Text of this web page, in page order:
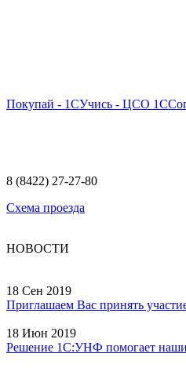
Покупай - 1СУчись - ЦСО 1С
8 (8422) 27-27-80
Схема проезда
НОВОСТИ
18 Сен 2019
Приглашаем Вас принять
18 Июн 2019
Решение 1С:УНФ помогает